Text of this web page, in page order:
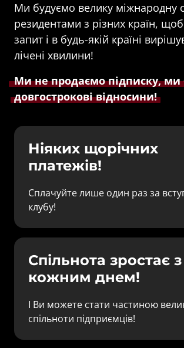
Ми будуємо велику міжнародну
резидентами з різних країн,
запит і в будь-якій країні
Ми не продаємо підписку, ми
довгострокові відносини!
Ніяких щорічних
платежів!
Сплачуйте лише один раз за
клубу!
Спільнота зростає з
кожним днем!
І Ви можете стати частиною
спільноти підприємців!